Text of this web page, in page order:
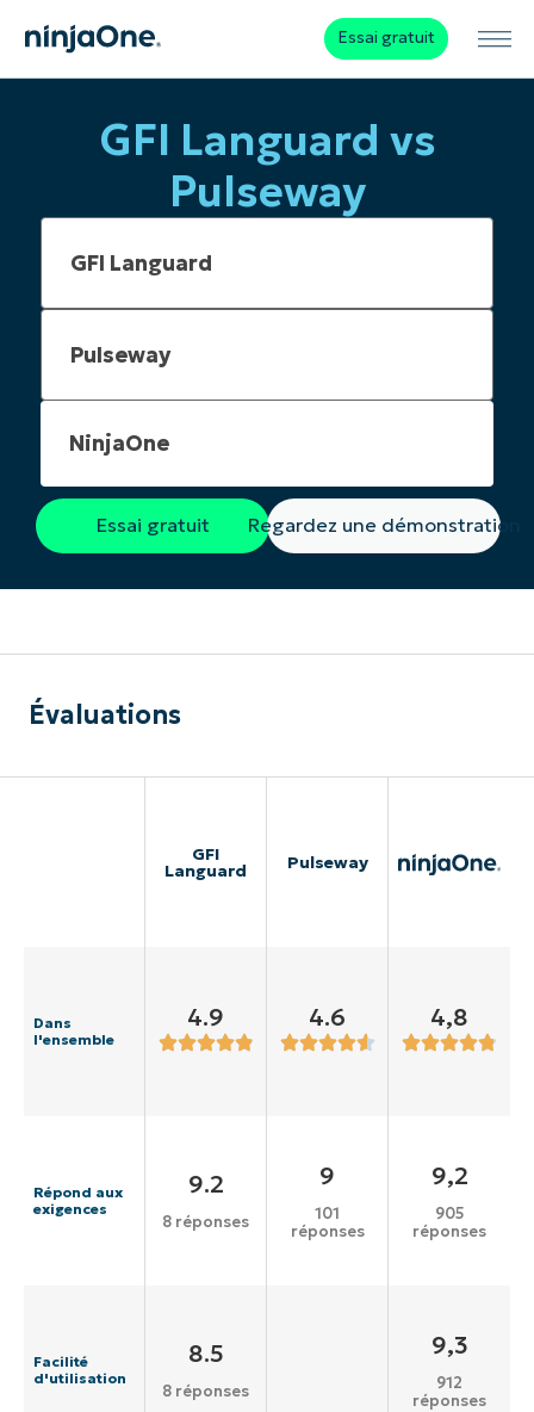
Essai gratuit
GFI Languard vs
Pulseway
NinjaOne
Essai gratuit Regardez une démonstration
Évaluations
GFI
Languard Pulseway
Dans
l'ensemble
4.9 4.6 4,8
Répond aux
exigences
9.2
8 réponses
9
101
réponses
9,2
905
réponses
Facilité
d'utilisation
8.5
8 réponses
9,3
912
réponses